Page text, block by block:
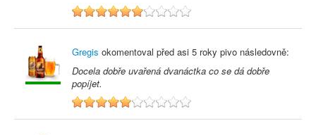
6
Gregis okomentoval před asi 5 roky pivo následovně:
Docela dobře uvařená dvanáctka co se dá dobře
popíjet.
5